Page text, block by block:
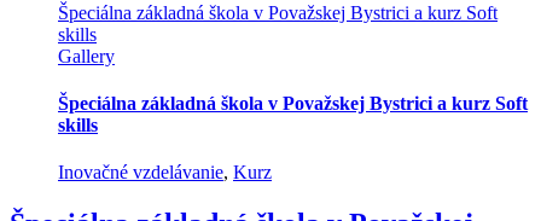
a
Špeciálna základná škola v Považskej Bystrici a kurz Soft
skills
Gallery
Špeciálna základná škola v Považskej Bystrici a kurz Soft
skills
Inovačné vzdelávanie, Kurz